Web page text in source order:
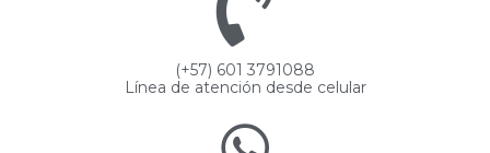
(+57) 601 3791088
Línea de atención desde celular